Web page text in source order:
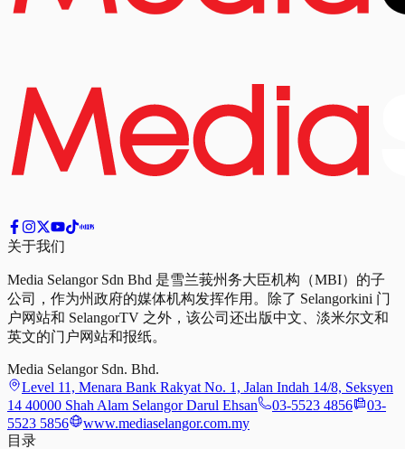
关于我们
Media Selangor Sdn Bhd 是雪兰莪州务大臣机构（MBI）的子
公司，作为州政府的媒体机构发挥作用。除了 Selangorkini 门
户网站和 SelangorTV 之外，该公司还出版中文、淡米尔文和
英文的门户网站和报纸。
Media Selangor Sdn. Bhd.
Level 11, Menara Bank Rakyat No. 1, Jalan Indah 14/8, Seksyen
14 40000 Shah Alam Selangor Darul Ehsan
03-5523 4856
03-
5523 5856
www.mediaselangor.com.my
目录